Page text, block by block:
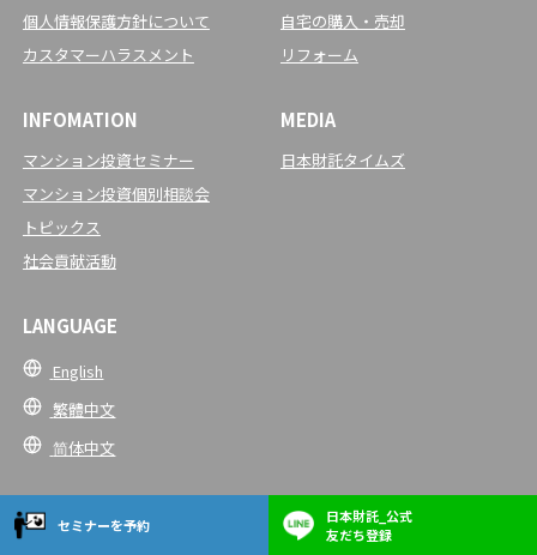
セミナーを予約
日本財託_公式
友だち登録
個人情報保護方針について
カスタマーハラスメント
自宅の購入・売却
リフォーム
INFOMATION
マンション投資セミナー
マンション投資個別相談会
トピックス
社会貢献活動
MEDIA
日本財託タイムズ
LANGUAGE
English
繁體中文
简体中文
Copyright © Nihon Zaitaku Group.All rights reserved.